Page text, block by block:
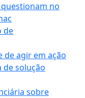
no
de
de agir em ação
de solução
sobre